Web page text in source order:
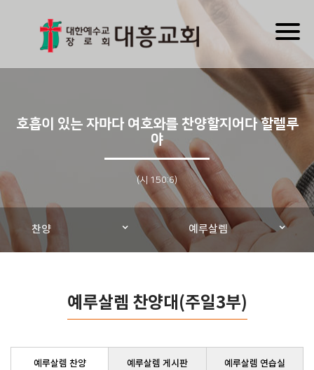
호흡이 있는 자마다 여호와를 찬양할지어다 할렐루
야
(시 150:6)
찬양 예루살렘
예루살렘 찬양대(주일3부)
예루살렘 찬양 예루살렘 게시판 예루살렘 연습실